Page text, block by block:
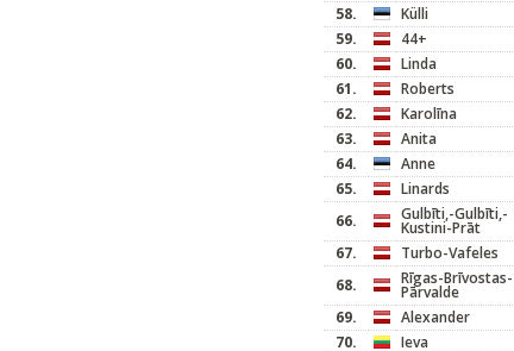
58.
Külli
59.
44+
60.
Linda
61.
Roberts
62.
Karolīna
63.
Anita
64.
Anne
65.
Linards
66.
Gulbīti,-Gulbīti,-
Kustini-Prāt
67.
Turbo-Vafeles
68.
Rīgas-Brīvostas-
Pārvalde
69.
Alexander
70.
Ieva